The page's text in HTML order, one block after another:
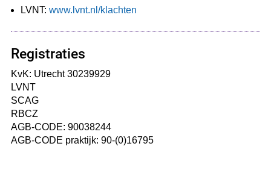
LVNT: www.lvnt.nl/klachten
Registraties
KvK: Utrecht 30239929
LVNT
SCAG
RBCZ
AGB-CODE: 90038244
AGB-CODE praktijk: 90-(0)16795